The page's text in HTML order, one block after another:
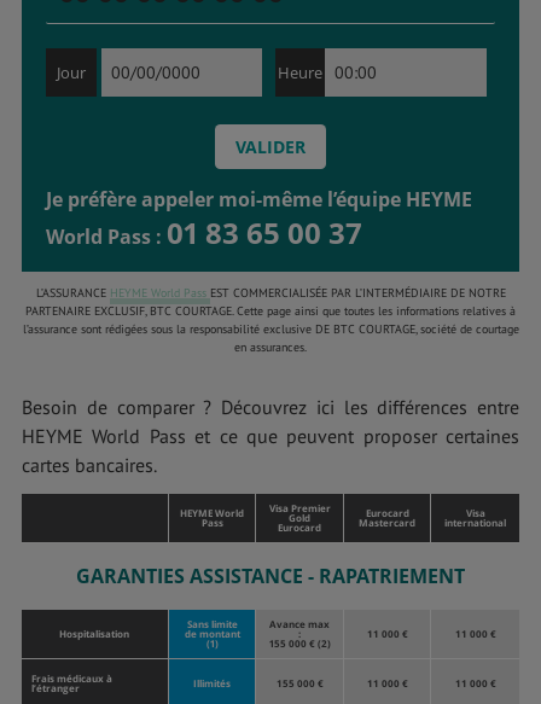
Jour Heure
Je préfère appeler moi-même l’équipe HEYME
World Pass : 01 83 65 00 37
L’ASSURANCE HEYME World Pass EST COMMERCIALISÉE PAR L’INTERMÉDIAIRE DE NOTRE
PARTENAIRE EXCLUSIF, BTC COURTAGE. Cette page ainsi que toutes les informations relatives à
l’assurance sont rédigées sous la responsabilité exclusive DE BTC COURTAGE, société de courtage
en assurances.
Besoin de comparer ? Découvrez ici les différences entre
HEYME World Pass et ce que peuvent proposer certaines
cartes bancaires.
HEYME World
Pass
Visa Premier
Gold
Eurocard
Eurocard
Mastercard
Visa
international
GARANTIES ASSISTANCE - RAPATRIEMENT
Hospitalisation
Sans limite
de montant
(1)
Avance max
:
155 000 € (2)
11 000 € 11 000 €
Frais médicaux à
l’étranger Illimités 155 000 € 11 000 € 11 000 €